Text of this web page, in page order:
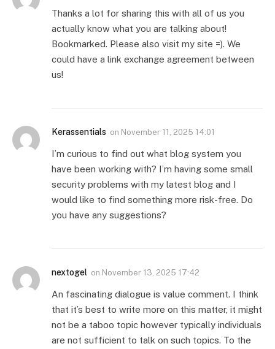
Thanks a lot for sharing this with all of us you
actually know what you are talking about!
Bookmarked. Please also visit my site =). We
could have a link exchange agreement between
us!
Kerassentials on November 11, 2025 14:01
I’m curious to find out what blog system you
have been working with? I’m having some small
security problems with my latest blog and I
would like to find something more risk-free. Do
you have any suggestions?
nextogel on November 13, 2025 17:42
An fascinating dialogue is value comment. I think
that it’s best to write more on this matter, it might
not be a taboo topic however typically individuals
are not sufficient to talk on such topics. To the